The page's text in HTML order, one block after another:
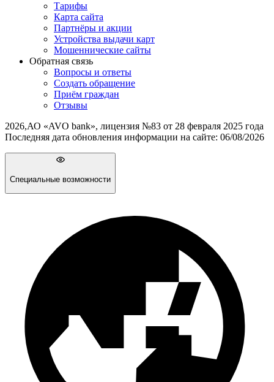
Тарифы
Карта сайта
Партнёры и акции
Устройства выдачи карт
Мошеннические cайты
Обратная связь
Вопросы и ответы
Создать обращение
Приём граждан
Отзывы
2026,АО «AVO bank», лицензия №83 от 28 февраля 2025 года
Последняя дата обновления информации на сайте: 06/08/2026
Специальные возможности